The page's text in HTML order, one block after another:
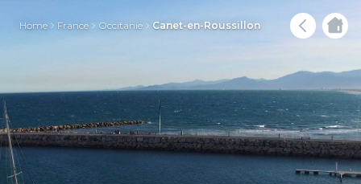
Home France Occitanie Canet-en-Roussillon